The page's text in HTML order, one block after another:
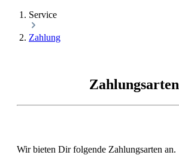
Service
Zahlung
Zahlungsarten
Wir bieten Dir folgende Zahlungsarten an.